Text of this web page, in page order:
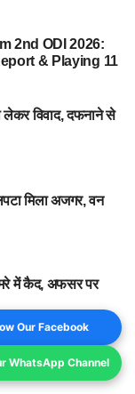
2nd ODI 2026:
& Playing 11
लेकर विवाद, दफनाने से
मिला अजगर, वन
में कैद, अफसर पर
Our Facebook
WhatsApp Channel